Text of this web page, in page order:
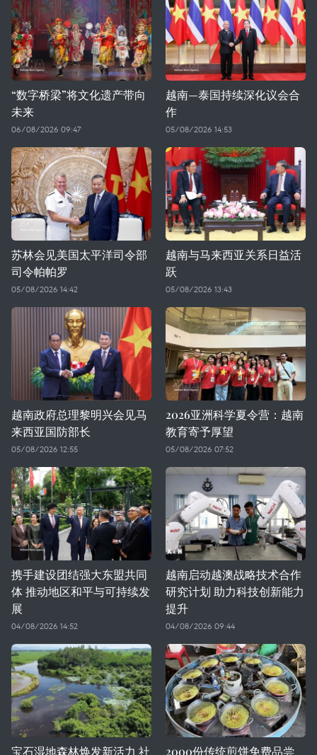
“数字桥梁”将文化遗产带向
未来
06/08/2026 09:47
越南—泰国持续深化议会合
作
05/08/2026 14:53
苏林会见美国太平洋司令部
司令帕帕罗
05/08/2026 14:42
越南与马来西亚关系日益活
跃
05/08/2026 13:43
越南政府总理黎明兴会见马
来西亚国防部长
05/08/2026 12:55
2026亚洲科学夏令营：越南
教育寄予厚望
05/08/2026 07:52
携手建设团结强大东盟共同
体 推动地区和平与可持续发
展
04/08/2026 14:52
越南启动越澳战略技术合作
研究计划 助力科技创新能力
提升
04/08/2026 09:44
宝石湿地森林焕发新活力 社 2000份传统煎饼免费品尝